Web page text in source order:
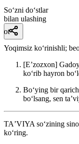
So‘zni do‘stlar
bilan ulashing
ot
Yoqimsiz koʻrinishli;
[Eʼzozxon]
koʻrib hayron
Boʻying bir
boʻlsang, sen
TAʼVIYA so‘zining
ko‘ring.